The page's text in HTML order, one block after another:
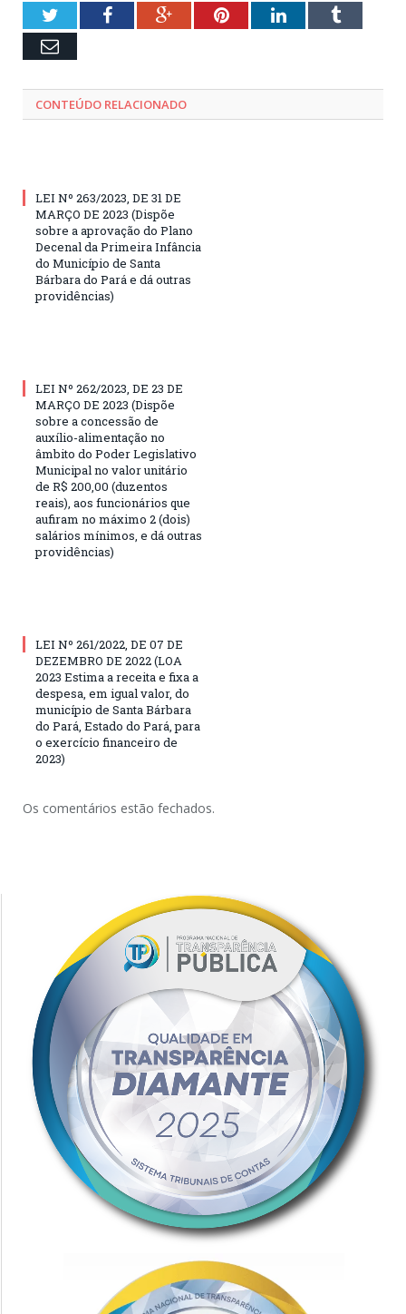
TwitterFacebookGoogle+PinterestLinkedInTumblr
Email
CONTEÚDO RELACIONADO
LEI Nº 263/2023, DE 31 DE
MARÇO DE 2023 (Dispõe
sobre a aprovação do Plano
Decenal da Primeira Infância
do Município de Santa
Bárbara do Pará e dá outras
providências)
LEI Nº 262/2023, DE 23 DE
MARÇO DE 2023 (Dispõe
sobre a concessão de
auxílio-alimentação no
âmbito do Poder Legislativo
Municipal no valor unitário
de R$ 200,00 (duzentos
reais), aos funcionários que
aufiram no máximo 2 (dois)
salários mínimos, e dá outras
providências)
LEI Nº 261/2022, DE 07 DE
DEZEMBRO DE 2022 (LOA
2023 Estima a receita e fixa a
despesa, em igual valor, do
município de Santa Bárbara
do Pará, Estado do Pará, para
o exercício financeiro de
2023)
Os comentários estão fechados.